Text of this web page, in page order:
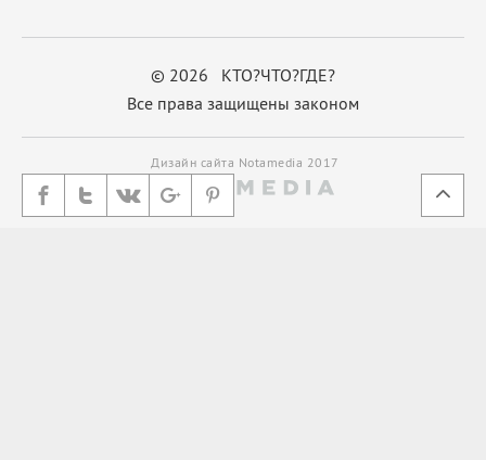
© 2026 КТО?ЧТО?ГДЕ?
Все права защищены законом
Дизайн сайта Notamedia 2017